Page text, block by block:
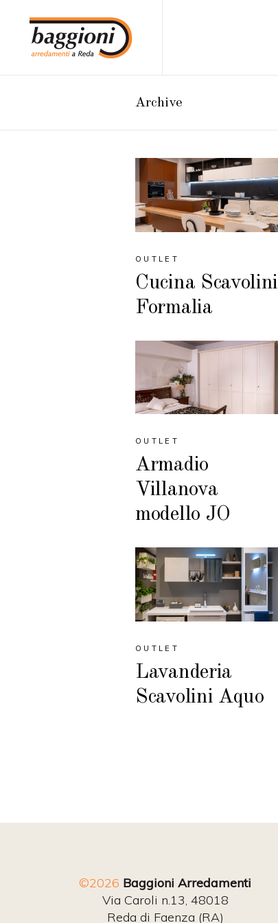
Archive
OUTLET
Cucina Scavolini
Formalia
OUTLET
Armadio
Villanova
modello JO
OUTLET
Lavanderia
Scavolini Aquo
©2026 Baggioni Arredamenti
Via Caroli n.13, 48018
Reda di Faenza (RA)